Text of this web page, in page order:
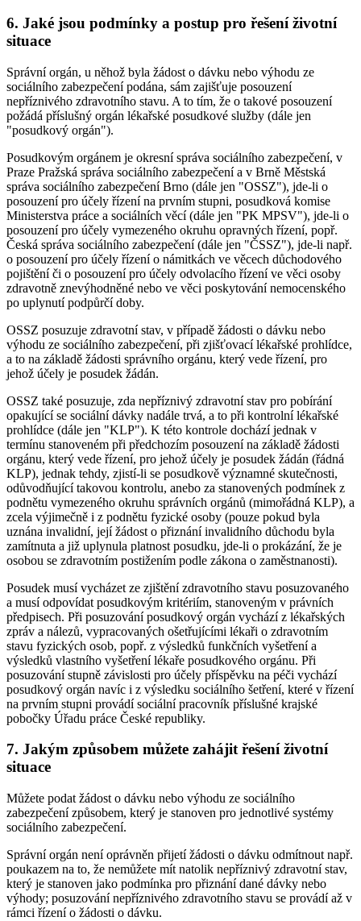
6. Jaké jsou podmínky a postup pro řešení životní
situace
Správní orgán, u něhož byla žádost o dávku nebo výhodu ze
sociálního zabezpečení podána, sám zajišťuje posouzení
nepříznivého zdravotního stavu. A to tím, že o takové posouzení
požádá příslušný orgán lékařské posudkové služby (dále jen
"posudkový orgán").
Posudkovým orgánem je okresní správa sociálního zabezpečení, v
Praze Pražská správa sociálního zabezpečení a v Brně Městská
správa sociálního zabezpečení Brno (dále jen "OSSZ"), jde-li o
posouzení pro účely řízení na prvním stupni, posudková komise
Ministerstva práce a sociálních věcí (dále jen "PK MPSV"), jde-li o
posouzení pro účely vymezeného okruhu opravných řízení, popř.
Česká správa sociálního zabezpečení (dále jen "ČSSZ"), jde-li např.
o posouzení pro účely řízení o námitkách ve věcech důchodového
pojištění či o posouzení pro účely odvolacího řízení ve věci osoby
zdravotně znevýhodněné nebo ve věci poskytování nemocenského
po uplynutí podpůrčí doby.
OSSZ posuzuje zdravotní stav, v případě žádosti o dávku nebo
výhodu ze sociálního zabezpečení, při zjišťovací lékařské prohlídce,
a to na základě žádosti správního orgánu, který vede řízení, pro
jehož účely je posudek žádán.
OSSZ také posuzuje, zda nepříznivý zdravotní stav pro pobírání
opakující se sociální dávky nadále trvá, a to při kontrolní lékařské
prohlídce (dále jen "KLP"). K této kontrole dochází jednak v
termínu stanoveném při předchozím posouzení na základě žádosti
orgánu, který vede řízení, pro jehož účely je posudek žádán (řádná
KLP), jednak tehdy, zjistí-li se posudkově významné skutečnosti,
odůvodňující takovou kontrolu, anebo za stanovených podmínek z
podnětu vymezeného okruhu správních orgánů (mimořádná KLP), a
zcela výjimečně i z podnětu fyzické osoby (pouze pokud byla
uznána invalidní, její žádost o přiznání invalidního důchodu byla
zamítnuta a již uplynula platnost posudku, jde-li o prokázání, že je
osobou se zdravotním postižením podle zákona o zaměstnanosti).
Posudek musí vycházet ze zjištění zdravotního stavu posuzovaného
a musí odpovídat posudkovým kritériím, stanoveným v právních
předpisech. Při posuzování posudkový orgán vychází z lékařských
zpráv a nálezů, vypracovaných ošetřujícími lékaři o zdravotním
stavu fyzických osob, popř. z výsledků funkčních vyšetření a
výsledků vlastního vyšetření lékaře posudkového orgánu. Při
posuzování stupně závislosti pro účely příspěvku na péči vychází
posudkový orgán navíc i z výsledku sociálního šetření, které v řízení
na prvním stupni provádí sociální pracovník příslušné krajské
pobočky Úřadu práce České republiky.
7. Jakým způsobem můžete zahájit řešení životní
situace
Můžete podat žádost o dávku nebo výhodu ze sociálního
zabezpečení způsobem, který je stanoven pro jednotlivé systémy
sociálního zabezpečení.
Správní orgán není oprávněn přijetí žádosti o dávku odmítnout např.
poukazem na to, že nemůžete mít natolik nepříznivý zdravotní stav,
který je stanoven jako podmínka pro přiznání dané dávky nebo
výhody; posuzování nepříznivého zdravotního stavu se provádí až v
rámci řízení o žádosti o dávku.